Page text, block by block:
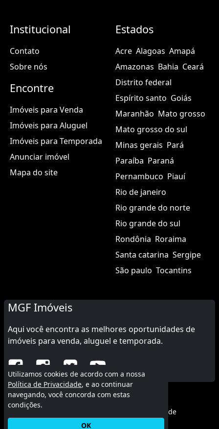
Institucional
Contato
Sobre nós
Encontre
Imóveis para Venda
Imóveis para Aluguel
Imóveis para Temporada
Anunciar imóvel
Mapa do site
Estados
Acre Alagoas Amapá
Amazonas Bahia Ceará
Distrito federal
Espírito santo Goiás
Maranhão Mato grosso
Mato grosso do sul
Minas gerais Pará
Paraíba Paraná
Pernambuco Piauí
Rio de janeiro
Rio grande do norte
Rio grande do sul
Rondônia Roraima
Santa catarina Sergipe
São paulo Tocantins
MGF Imóveis
Aqui você encontra as melhores oportunidades de
imóveis para venda, aluguel e temporada.
© 2015 - 2026 MGF Imóveis.
Política de privacidade
Utilizamos cookies de acordo com a nossa
Política de Privacidade, e ao continuar
navegando, você concorda com estas
condições.
OK